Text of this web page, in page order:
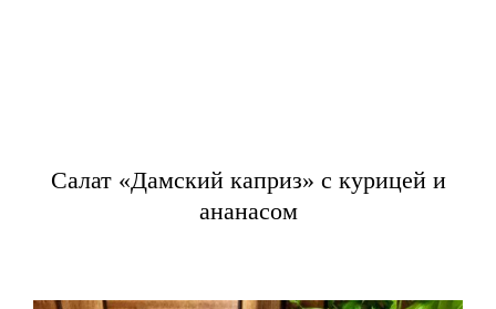
Салат «Дамский каприз» с курицей и
ананасом